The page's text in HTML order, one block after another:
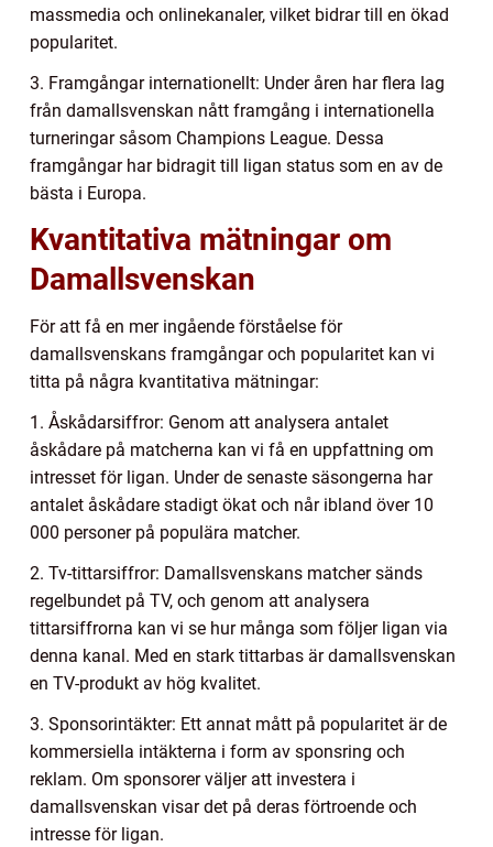
massmedia och onlinekanaler, vilket bidrar till en ökad
popularitet.
3. Framgångar internationellt: Under åren har flera lag
från damallsvenskan nått framgång i internationella
turneringar såsom Champions League. Dessa
framgångar har bidragit till ligan status som en av de
bästa i Europa.
Kvantitativa mätningar om
Damallsvenskan
För att få en mer ingående förståelse för
damallsvenskans framgångar och popularitet kan vi
titta på några kvantitativa mätningar:
1. Åskådarsiffror: Genom att analysera antalet
åskådare på matcherna kan vi få en uppfattning om
intresset för ligan. Under de senaste säsongerna har
antalet åskådare stadigt ökat och når ibland över 10
000 personer på populära matcher.
2. Tv-tittarsiffror: Damallsvenskans matcher sänds
regelbundet på TV, och genom att analysera
tittarsiffrorna kan vi se hur många som följer ligan via
denna kanal. Med en stark tittarbas är damallsvenskan
en TV-produkt av hög kvalitet.
3. Sponsorintäkter: Ett annat mått på popularitet är de
kommersiella intäkterna i form av sponsring och
reklam. Om sponsorer väljer att investera i
damallsvenskan visar det på deras förtroende och
intresse för ligan.